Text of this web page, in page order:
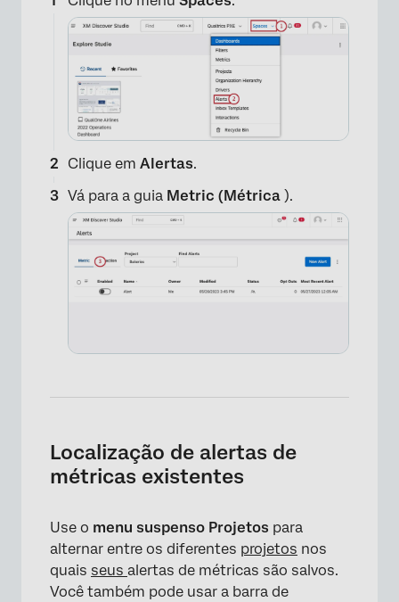
Clique em Alertas.
Vá para a guia Metric (Métrica ).
Localização de alertas de
métricas existentes
Use o menu suspenso Projetos para
alternar entre os diferentes projetos nos
quais seus alertas de métricas são salvos.
Você também pode usar a barra de